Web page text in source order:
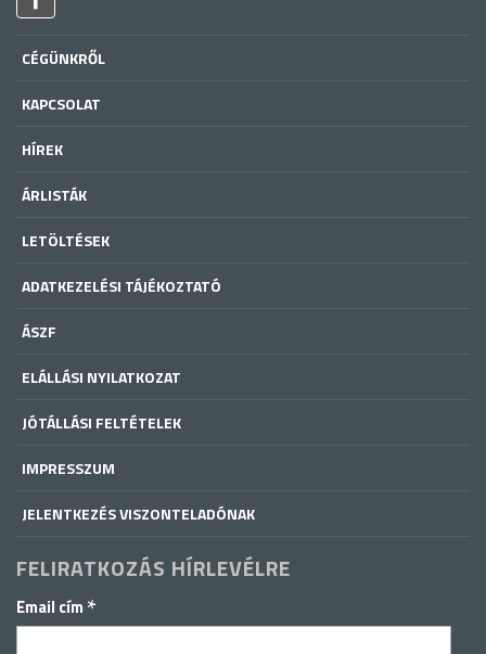
CÉGÜNKRŐL
KAPCSOLAT
HÍREK
ÁRLISTÁK
LETÖLTÉSEK
ADATKEZELÉSI TÁJÉKOZTATÓ
ÁSZF
ELÁLLÁSI NYILATKOZAT
JÓTÁLLÁSI FELTÉTELEK
IMPRESSZUM
JELENTKEZÉS VISZONTELADÓNAK
FELIRATKOZÁS HÍRLEVÉLRE
Email cím *